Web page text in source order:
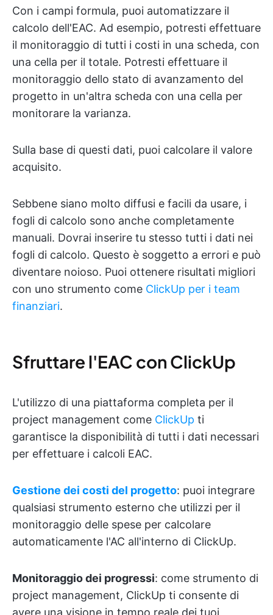
Con i campi formula, puoi automatizzare il
calcolo dell'EAC. Ad esempio, potresti effettuare
il monitoraggio di tutti i costi in una scheda, con
una cella per il totale. Potresti effettuare il
monitoraggio dello stato di avanzamento del
progetto in un'altra scheda con una cella per
monitorare la varianza.
Sulla base di questi dati, puoi calcolare il valore
acquisito.
Sebbene siano molto diffusi e facili da usare, i
fogli di calcolo sono anche completamente
manuali. Dovrai inserire tu stesso tutti i dati nei
fogli di calcolo. Questo è soggetto a errori e può
diventare noioso. Puoi ottenere risultati migliori
con uno strumento come ClickUp per i team
finanziari.
Sfruttare l'EAC con ClickUp
L'utilizzo di una piattaforma completa per il
project management come ClickUp ti
garantisce la disponibilità di tutti i dati necessari
per effettuare i calcoli EAC.
Gestione dei costi del progetto: puoi integrare
qualsiasi strumento esterno che utilizzi per il
monitoraggio delle spese per calcolare
automaticamente l'AC all'interno di ClickUp.
Monitoraggio dei progressi: come strumento di
project management, ClickUp ti consente di
avere una visione in tempo reale dei tuoi